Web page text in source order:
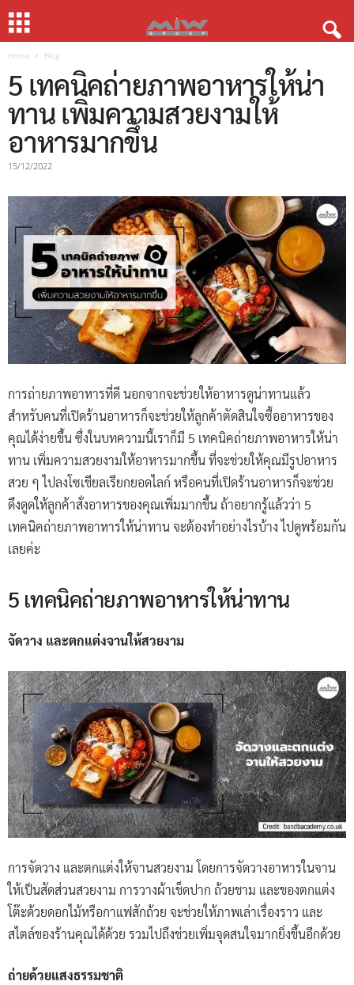
Home Blog
5 เทคนิคถ่ายภาพอาหารให้น่า
ทาน เพิ่มความสวยงามให้
อาหารมากขึ้น
15/12/2022
การถ่ายภาพอาหารที่ดี นอกจากจะช่วยให้อาหารดูน่าทานแล้ว
สำหรับคนที่เปิดร้านอาหารก็จะช่วยให้ลูกค้าตัดสินใจซื้ออาหารของ
คุณได้ง่ายขึ้น ซึ่งในบทความนี้เราก็มี 5 เทคนิคถ่ายภาพอาหารให้น่า
ทาน เพิ่มความสวยงามให้อาหารมากขึ้น ที่จะช่วยให้คุณมีรูปอาหาร
สวย ๆ ไปลงโซเชียลเรียกยอดไลก์ หรือคนที่เปิดร้านอาหารก็จะช่วย
ดึงดูดให้ลูกค้าสั่งอาหารของคุณเพิ่มมากขึ้น ถ้าอยากรู้แล้วว่า 5
เทคนิคถ่ายภาพอาหารให้น่าทาน จะต้องทำอย่างไรบ้าง ไปดูพร้อมกัน
เลยค่ะ
5 เทคนิคถ่ายภาพอาหารให้น่าทาน
จัดวาง และตกแต่งจานให้สวยงาม
การจัดวาง และตกแต่งให้จานสวยงาม โดยการจัดวางอาหารในจาน
ให้เป็นสัดส่วนสวยงาม การวางผ้าเช็ดปาก ถ้วยชาม และของตกแต่ง
โต๊ะด้วยดอกไม้หรือกาแฟสักถ้วย จะช่วยให้ภาพเล่าเรื่องราว และ
สไตล์ของร้านคุณได้ด้วย รวมไปถึงช่วยเพิ่มจุดสนใจมากยิ่งขึ้นอีกด้วย
ถ่ายด้วยแสงธรรมชาติ